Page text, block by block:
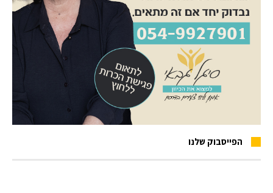
הפייסבוק שלנו